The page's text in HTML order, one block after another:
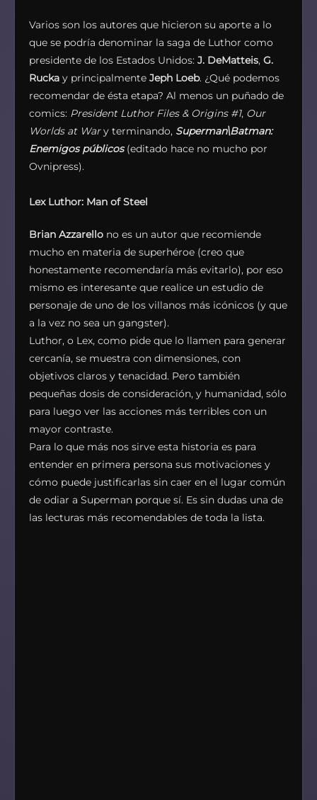
Varios son los autores que hicieron su aporte a lo
que se podría denominar la saga de Luthor como
presidente de los Estados Unidos: J. DeMatteis, G.
Rucka y principalmente Jeph Loeb. ¿Qué podemos
recomendar de ésta etapa? Al menos un puñado de
comics: President Luthor Files & Origins #1, Our
Worlds at Wary terminando, Superman\Batman:
Enemigos públicos(editado hace no mucho por
Ovnipress).
Lex Luthor: Man of Steel
Brian Azzarello no es un autor que recomiende
mucho en materia de superhéroe (creo que
honestamente recomendaría más evitarlo), por eso
mismo es interesante que realice un estudio de
personaje de uno de los villanos más icónicos (y que
a la vez no sea un gangster).
Luthor, o Lex, como pide que lo llamen para generar
cercanía, se muestra con dimensiones, con
objetivos claros y tenacidad. Pero también
pequeñas dosis de consideración, y humanidad, sólo
para luego ver las acciones más terribles con un
mayor contraste.
Para lo que más nos sirve esta historia es para
entender en primera persona sus motivaciones y
cómo puede justificarlas sin caer en el lugar común
de odiar a Superman porque sí. Es sin dudas una de
las lecturas más recomendables de toda la lista.